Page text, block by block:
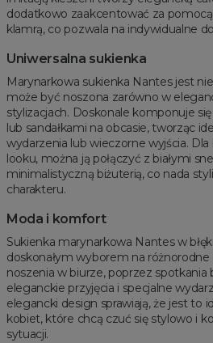
dodatkowo zaakcentować za
klamrą, co pozwala na indywidualne
Uniwersalna sukienka
Marynarkowa sukienka Nantes jest
może być noszona zarówno w
stylizacjach. Doskonale komponuje
lub sandałkami na obcasie, tworząc
wydarzenia lub wieczorne wyjścia.
looku, można ją połączyć z białymi
minimalistyczną biżuterią, co nada
charakteru.
Moda i komfort
Sukienka marynarkowa Nantes w
doskonałym wyborem na
noszenia w biurze, poprzez spotkania
eleganckie przyjęcia i specjalne
elegancki design sprawiają, że jest to
kobiet, które chcą czuć się stylowo i
sytuacji.